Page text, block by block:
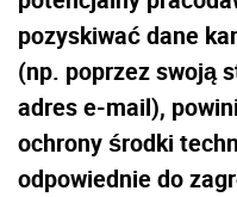
pozyskiwać dane
(np. poprzez swoją
adres e-mail),
ochrony środki
odpowiednie do